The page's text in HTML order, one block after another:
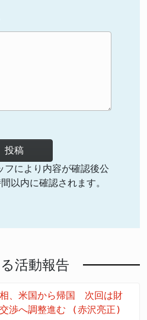
投稿
により内容が確認後公
以内に確認されます。
活動報告
、米国から帰国 次回は財
渉へ調整進む (赤沢亮正)